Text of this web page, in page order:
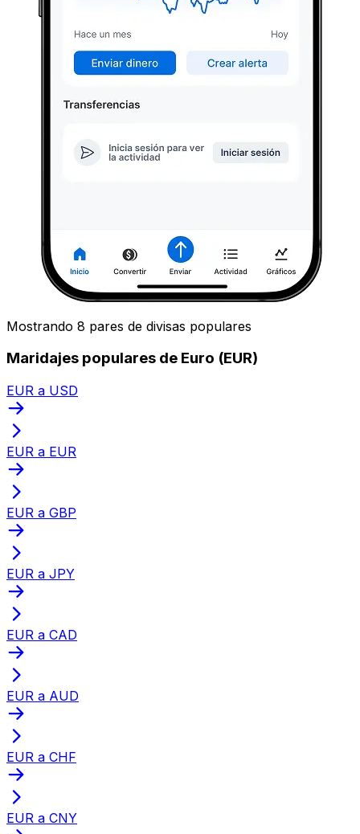
Mostrando 8 pares de divisas populares
Maridajes populares de Euro (EUR)
EUR a USD
EUR a EUR
EUR a GBP
EUR a JPY
EUR a CAD
EUR a AUD
EUR a CHF
EUR a CNY